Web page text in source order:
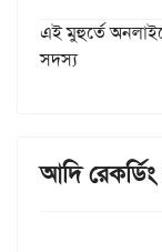
এই মুহুর্তে
সদস্য
আদি